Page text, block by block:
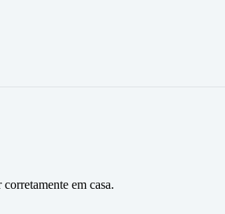
em casa.